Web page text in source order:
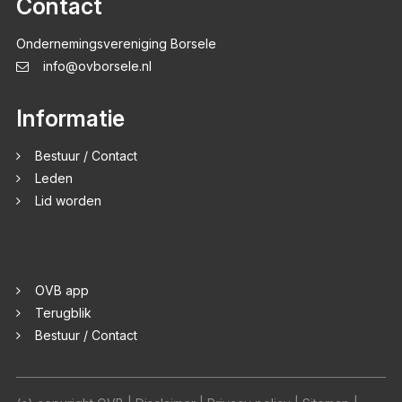
Contact
Ondernemingsvereniging Borsele
info@ovborsele.nl
Informatie
Bestuur / Contact
Leden
Lid worden
OVB app
Terugblik
Bestuur / Contact